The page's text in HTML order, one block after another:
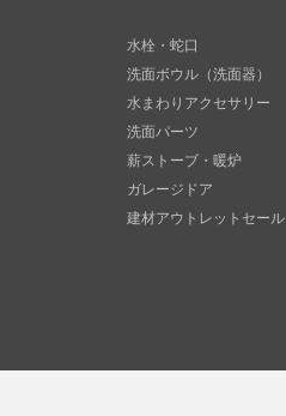
水栓・蛇口
洗面ボウル（洗面器）
水まわりアクセサリー
洗面パーツ
薪ストーブ・暖炉
ガレージドア
建材アウトレットセール